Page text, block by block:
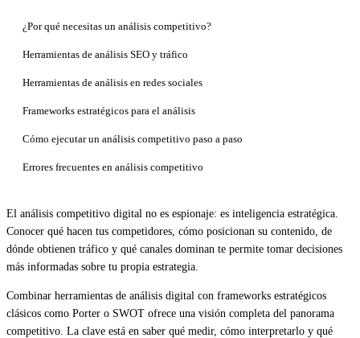
¿Por qué necesitas un análisis competitivo?
Herramientas de análisis SEO y tráfico
Herramientas de análisis en redes sociales
Frameworks estratégicos para el análisis
Cómo ejecutar un análisis competitivo paso a paso
Errores frecuentes en análisis competitivo
El análisis competitivo digital no es espionaje: es inteligencia estratégica.
Conocer qué hacen tus competidores, cómo posicionan su contenido, de
dónde obtienen tráfico y qué canales dominan te permite tomar decisiones
más informadas sobre tu propia estrategia.
Combinar herramientas de análisis digital con frameworks estratégicos
clásicos como Porter o SWOT ofrece una visión completa del panorama
competitivo. La clave está en saber qué medir, cómo interpretarlo y qué